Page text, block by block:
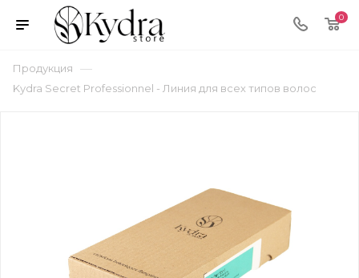
0
Продукция —
Kydra Secret Professionnel - Линия для всех типов волос